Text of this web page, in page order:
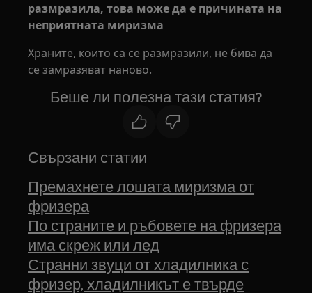
размразила, това може да е причината на
неприятната миризма
Храните, които са се размразили, не бива да
се замразяват наново.
Беше ли полезна тази статия?
Свързани статии
Премахнете лошата миризма от
фризера
По страните и ръбовете на фризера
има скреж или лед
Странни звуци от хладилника с
фризер, хладилникът е твърде